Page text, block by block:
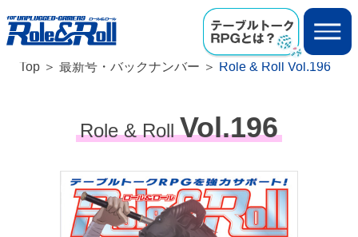
Top 最新号・バックナンバー Role & Roll Vol.196
Role & RollVol.196